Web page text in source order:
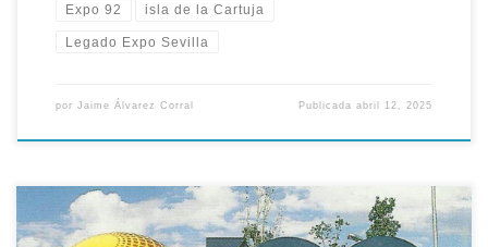
Expo 92 isla de la Cartuja
Legado Expo Sevilla
por Jaime Álvarez Corral Publicadaabril 12, 2025